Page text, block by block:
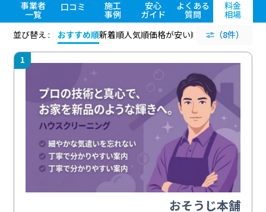
事業者
一覧
口コミ 施工
事例
安心
ガイド
よくある
質問
料金
相場
並び替え :
おすすめ順新着順人気順価格が安い順 評価が高い順
（8件）
1
おそうじ本舗